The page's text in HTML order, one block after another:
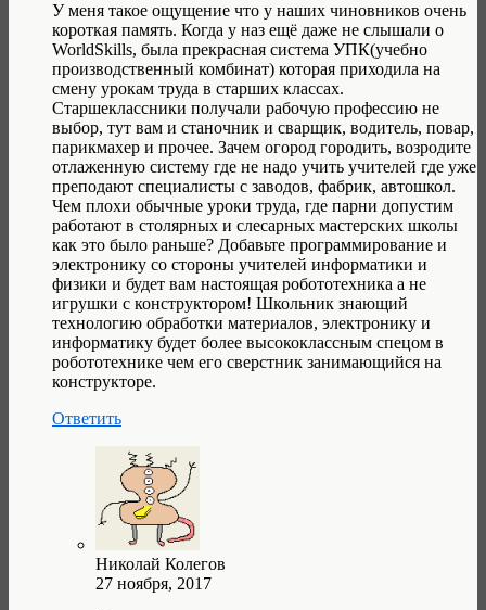
У меня такое ощущение что у наших чиновников очень
короткая память. Когда у наз ещё даже не слышали о
WorldSkills, была прекрасная система УПК(учебно
производственный комбинат) которая приходила на
смену урокам труда в старших классах.
Старшеклассники получали рабочую профессию не
выбор, тут вам и станочник и сварщик, водитель, повар,
парикмахер и прочее. Зачем огород городить, возродите
отлаженную систему где не надо учить учителей где уже
преподают специалисты с заводов, фабрик, автошкол.
Чем плохи обычные уроки труда, где парни допустим
работают в столярных и слесарных мастерских школы
как это было раньше? Добавьте программирование и
электронику со стороны учителей информатики и
физики и будет вам настоящая робототехника а не
игрушки с конструктором! Школьник знающий
технологию обработки материалов, электронику и
информатику будет более высококлассным спецом в
робототехнике чем его сверстник занимающийся на
конструкторе.
Ответить
Николай Колегов
27 ноября, 2017